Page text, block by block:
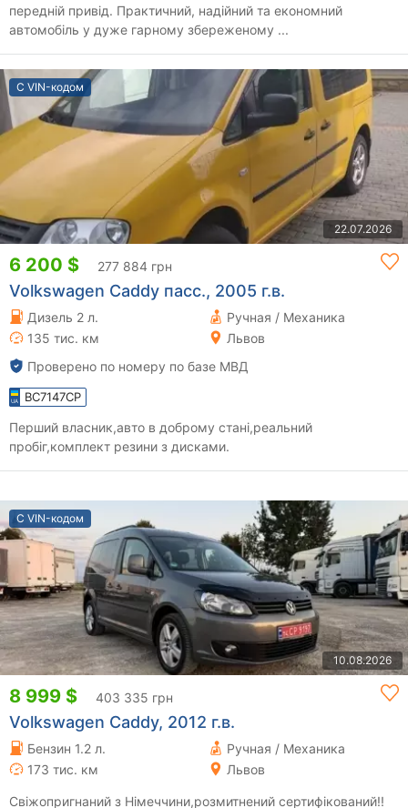
передній привід. Практичний, надійний та економний
автомобіль у дуже гарному збереженому ...
С VIN-кодом
22.07.2026
6 200 $ 277 884 грн
Volkswagen Caddy пасс., 2005 г.в.
Дизель 2 л.
Ручная / Механика
135 тис. км
Львов
Проверено по номеру по базе МВД
BC7147CP
Перший власник,авто в доброму стані,реальний
пробіг,комплект резини з дисками.
С VIN-кодом
10.08.2026
8 999 $ 403 335 грн
Volkswagen Caddy, 2012 г.в.
Бензин 1.2 л.
Ручная / Механика
173 тис. км
Львов
Свіжопригнаний з Німеччини,розмитнений сертифікований!!